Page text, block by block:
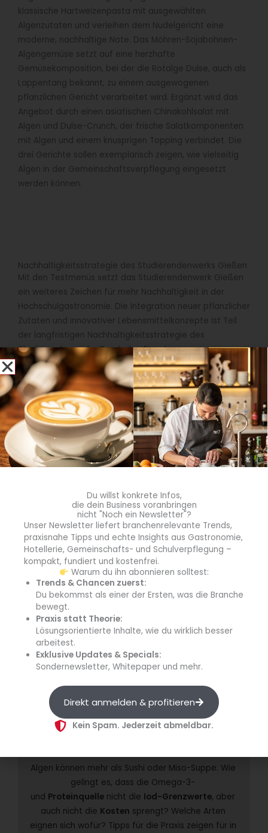
klassische Hartweizenpasta mit ausgewählten
Algenzutaten und verleihen dem Nudelgericht eine
moderne, nachhaltige Note. Das Möhren-Sojabohnen-
Algengemüse setzt auf eine herzhafte
Gemüsekomposition, bei der die Rotalge Dulse, auch als
Lappentang bekannt, zu einem ausgewogenen
pflanzlichen Gericht verarbeitet wird. Ergänzt wird das
Angebot durch einen asiatischen Chinakohlsalat mit
Algen und Dulse-Crunch, der frische Salatkomponenten
mit Algen und einem knusprigen Topping verbindet. Die
drei Gerichte sollen exemplarisch zeigen, wie vielseitig
Algen in der Gemeinschaftsverpflegung eingesetzt
werden können.
Nachhaltigkeitsstrategie des Studierendenwerks Gießen
Mit den Testmenüs setzt das Studierendenwerk Gießen
ein weiteres Zeichen für mehr Nachhaltigkeit in der
Hochschulgastronomie. Die Integration neuer pflanzlicher
Zutaten und innovativer Lebensmittelkonzepte ist Teil
der langfristigen Nachhaltigkeitsstrategie des
Studierendenwerks. Durch den Einsatz
ressourcenschonender Lebensmittel sollen die
Umweltauswirkungen der Verpflegung reduziert und
gleichzeitig attraktive Angebote für Studierende
geschaffen werden. „Mit den Algen-Gerichten möchten
wir unseren Gästen die Möglichkeit geben, neue
nachhaltige Lebensmittel kennenzulernen und
gleichzeitig Erfahrungen für die zukünftige
Weiterentwicklung unseres Speisenangebots zu
der Hochschule Fulda.
Feedback der Gäste und mögliche Verstetigung
Begleitend zum Testlauf können die Mensagäste über
ein Feedbackformular ihre Eindrücke und Bewertungen zu
den angebotenen Gerichten mitteilen. Die Resonanz der
Gäste soll zeigen, ob die Algengerichte künftig
dauerhaft ihren Platz im Speiseplan der Mensa finden.
Das Projekt verdeutlicht dabei, wie sich Innovation,
Nachhaltigkeit und alltagstaugliche
Hochschulgastronomie miteinander verbinden lassen.
Quelle:Studierendenwerk Gießen
info
Algen können mehr als Sushi oder Miso-Suppe. Wie
gelingt es, dass die ­Omega-3-
und Proteinquelle nicht die Iod-Grenzwerte, aber
auch nicht die Kosten sprengt? Welche Arten
Du willst konkrete Infos,
die dein Business voranbringen
nicht "Noch ein Newsletter"?
Unser Newsletter liefert branchenrelevante Trends,
praxisnahe Tipps und echte Insights aus Gastronomie,
Hotellerie, Gemeinschafts- und Schulverpflegung –
kompakt, fundiert und kostenfrei.
Warum du ihn abonnieren solltest:
Trends & Chancen zuerst:
Du bekommst als einer der Ersten, was die Branche
bewegt.
Praxis statt Theorie:
Lösungsorientierte Inhalte, wie du wirklich besser
arbeitest.
Exklusive Updates & Specials:
Sondernewsletter, Whitepaper und mehr.
Direkt anmelden & profitieren
Kein Spam. Jederzeit abmeldbar.